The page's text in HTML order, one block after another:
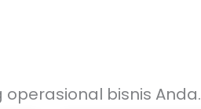
bisnis Anda.